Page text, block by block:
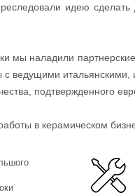
идею
мы наладили
ведущими итальянскими,
подтвержденного
в керамическом